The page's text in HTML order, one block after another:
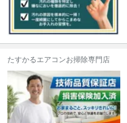
たすかるエアコンお掃除専門店